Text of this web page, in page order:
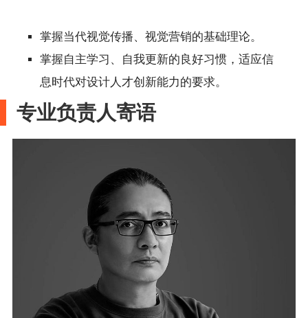
掌握当代视觉传播、视觉营销的基础理论。
掌握自主学习、自我更新的良好习惯，适应信
息时代对设计人才创新能力的要求。
专业负责人寄语